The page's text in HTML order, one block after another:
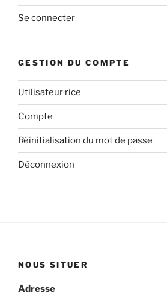
Se connecter
GESTION DU COMPTE
Utilisateur·rice
Compte
Réinitialisation du mot de passe
Déconnexion
NOUS SITUER
Adresse